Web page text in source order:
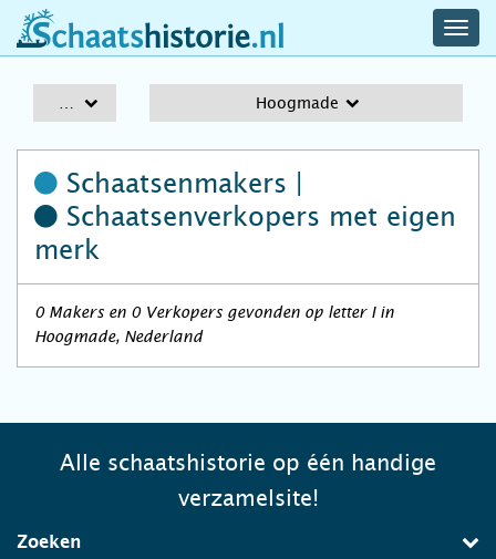
schaatshistorie.nl
Hoogmade
Schaatsenmakers |
Schaatsenverkopers met eigen
merk
0 Makers en 0 Verkopers gevonden op letter I in
Hoogmade, Nederland
Alle schaatshistorie op één handige
verzamelsite!
Zoeken